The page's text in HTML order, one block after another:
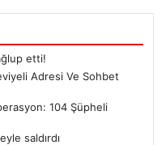
etti!
Adresi Ve Sohbet
104 Şüpheli
saldırdı